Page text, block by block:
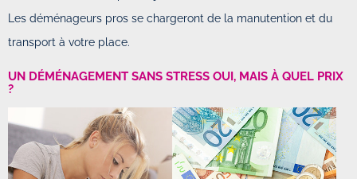
Les déménageurs pros se chargeront de la manutention et du
transport à votre place.
UN DÉMÉNAGEMENT SANS STRESS OUI, MAIS À QUEL PRIX
?